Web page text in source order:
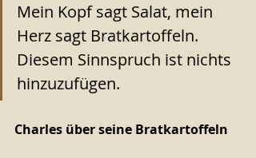
Mein Kopf sagt Salat, mein
Herz sagt Bratkartoffeln.
Diesem Sinnspruch ist nichts
hinzuzufügen.
Charles über seine Bratkartoffeln